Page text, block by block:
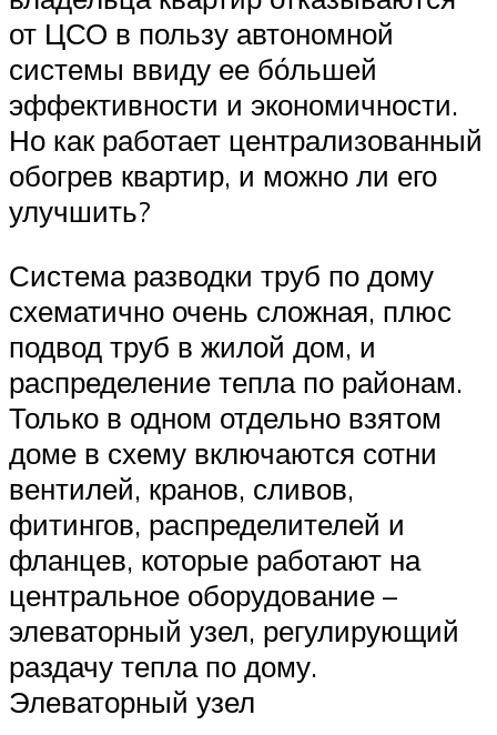
от ЦСО в пользу автономной
системы ввиду ее бо́льшей
эффективности и экономичности.
Но как работает централизованный
обогрев квартир, и можно ли его
улучшить?
Система разводки труб по дому
схематично очень сложная, плюс
подвод труб в жилой дом, и
распределение тепла по районам.
Только в одном отдельно взятом
доме в схему включаются сотни
вентилей, кранов, сливов,
фитингов, распределителей и
фланцев, которые работают на
центральное оборудование –
элеваторный узел, регулирующий
раздачу тепла по дому.
Элеваторный узел